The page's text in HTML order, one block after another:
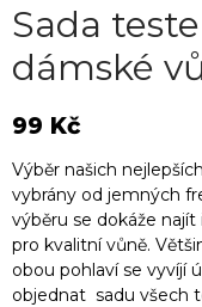
Sada
dámské
99 Kč
Výběr našich
vybrány od jemných
výběru se dokáže
pro kvalitní vůně.
obou pohlaví se vyvíjí
objednat sadu všech